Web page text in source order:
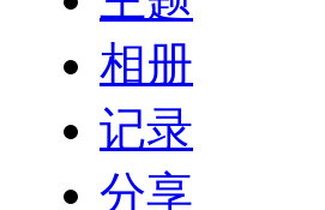
相册
记录
分享